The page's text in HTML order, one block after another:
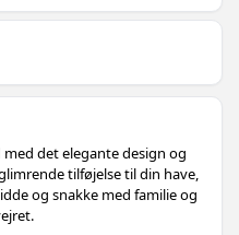
det elegante design og
tilføjelse til din have,
og snakke med familie og